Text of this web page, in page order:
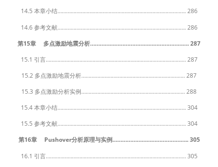
14.5 本章小结……………………………………………………………………………. 286
14.6 参考文献……………………………………………………………………………. 286
第15章 多点激励地震分析……………………………………………………. 287
15.1 引言…………………………………………………………………………………… 287
15.2 多点激励地震分析…………………………………………………………….. 287
15.3 多点激励分析实例…………………………………………………………….. 288
15.4 本章小结……………………………………………………………………………. 304
15.5 参考文献……………………………………………………………………………. 304
第16章 Pushover分析原理与实例……………………………………….. 305
16.1 引言…………………………………………………………………………………… 305